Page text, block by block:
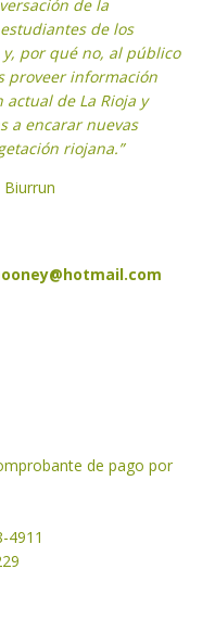
de la
de los
por qué no, al público
proveer información
de La Rioja y
a encarar nuevas
riojana.”
Biurrun
de pago por
4911